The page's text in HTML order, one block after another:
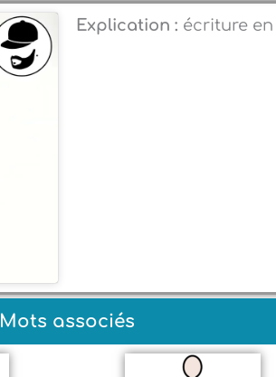
Explication : écriture
Mots associés